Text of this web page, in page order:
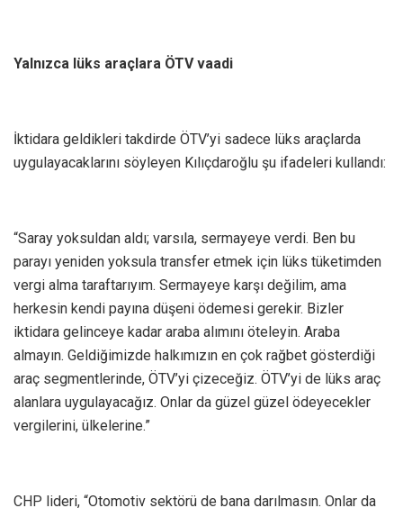
Yalnızca lüks araçlara ÖTV vaadi
İktidara geldikleri takdirde ÖTV’yi sadece lüks araçlarda
uygulayacaklarını söyleyen Kılıçdaroğlu şu ifadeleri kullandı:
“Saray yoksuldan aldı; varsıla, sermayeye verdi. Ben bu
parayı yeniden yoksula transfer etmek için lüks tüketimden
vergi alma taraftarıyım. Sermayeye karşı değilim, ama
herkesin kendi payına düşeni ödemesi gerekir. Bizler
iktidara gelinceye kadar araba alımını öteleyin. Araba
almayın. Geldiğimizde halkımızın en çok rağbet gösterdiği
araç segmentlerinde, ÖTV’yi çizeceğiz. ÖTV’yi de lüks araç
alanlara uygulayacağız. Onlar da güzel güzel ödeyecekler
vergilerini, ülkelerine.”
CHP lideri, “Otomotiv sektörü de bana darılmasın. Onlar da